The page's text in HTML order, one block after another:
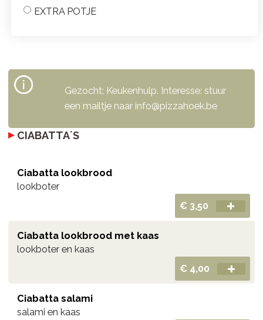
EXTRA POTJE
Gezocht: Keukenhulp. Interesse: stuur
een mailtje naar info@pizzahoek.be
CIABATTA´S
Ciabatta lookbrood
lookboter
€ 3,50
Ciabatta lookbrood met kaas
lookboter en kaas
€ 4,00
Ciabatta salami
salami en kaas